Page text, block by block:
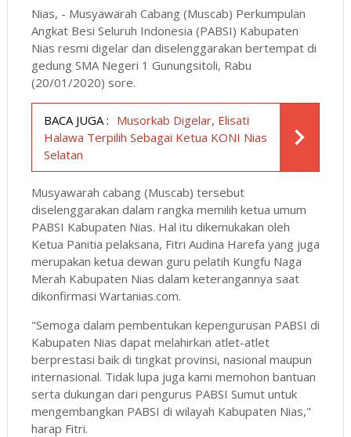
Nias, - Musyawarah Cabang (Muscab) Perkumpulan
Angkat Besi Seluruh Indonesia (PABSI) Kabupaten
Nias resmi digelar dan diselenggarakan bertempat di
gedung SMA Negeri 1 Gunungsitoli, Rabu
(20/01/2020) sore.
BACA JUGA : Musorkab Digelar, Elisati
Halawa Terpilih Sebagai Ketua KONI Nias
Selatan
Musyawarah cabang (Muscab) tersebut
diselenggarakan dalam rangka memilih ketua umum
PABSI Kabupaten Nias. Hal itu dikemukakan oleh
Ketua Panitia pelaksana, Fitri Audina Harefa yang juga
merupakan ketua dewan guru pelatih Kungfu Naga
Merah Kabupaten Nias dalam keterangannya saat
dikonfirmasi Wartanias.com.
"Semoga dalam pembentukan kepengurusan PABSI di
Kabupaten Nias dapat melahirkan atlet-atlet
berprestasi baik di tingkat provinsi, nasional maupun
internasional. Tidak lupa juga kami memohon bantuan
serta dukungan dari pengurus PABSI Sumut untuk
mengembangkan PABSI di wilayah Kabupaten Nias,"
harap Fitri.